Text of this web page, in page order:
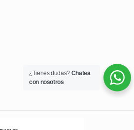
¿Tienes dudas? Chatea
con nosotros